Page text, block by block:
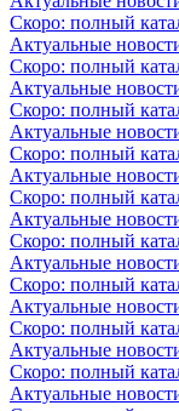
Скоро: полный
Актуальные
Скоро: полный
Актуальные
Скоро: полный
Актуальные
Скоро: полный
Актуальные
Скоро: полный
Актуальные
Скоро: полный
Актуальные
Скоро: полный
Актуальные
Скоро: полный
Актуальные
Скоро: полный
Актуальные